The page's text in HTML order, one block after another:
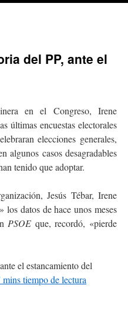
del PP, ante el
en el Congreso, Irene
últimas encuestas electorales
elecciones generales,
algunos casos desagradables
tenido que adoptar.
Jesús Tébar, Irene
los datos de hace unos meses
PSOE que, recordó, «pierde
el estancamiento del
tiempo de lectura